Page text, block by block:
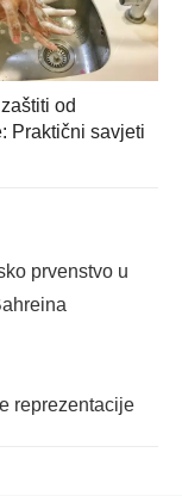
od
Praktični savjeti
prvenstvo u
reprezentacije